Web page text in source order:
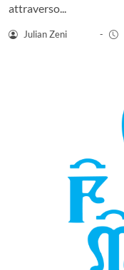
attraverso...
Julian Zeni -